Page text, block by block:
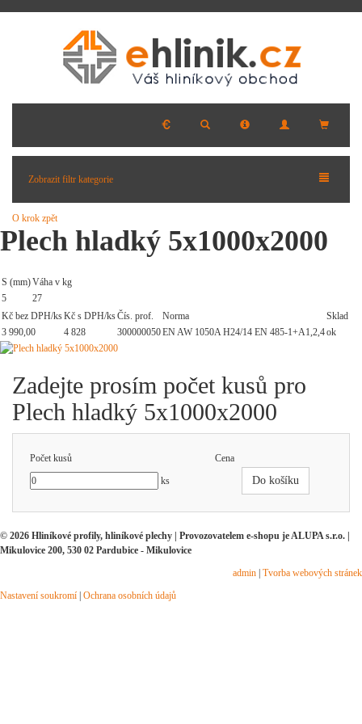
Zobrazit filtr kategorie
O krok zpět
Plech hladký 5x1000x2000
S (mm)Váha v kg
5
27
Kč bez DPH/ksKč s DPH/ksČís. prof. Norma
Sklad
3 990,00
4 828 300000050EN AW 1050A H24/14 EN 485-1+A1,2,4ok
Zadejte prosím počet kusů pro
Plech hladký 5x1000x2000
Počet kusů
Cena
ks
Do košíku
© 2026 Hliníkové profily, hliníkové plechy | Provozovatelem e-shopu je ALUPA s.r.o. |
Mikulovice 200, 530 02 Pardubice - Mikulovice
admin Tvorba webových stránek
Nastavení soukromí Ochrana osobních údajů